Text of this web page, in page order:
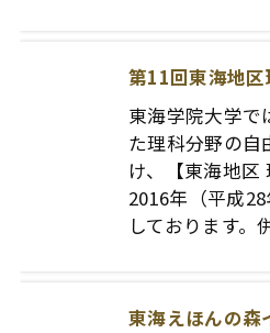
東海学院大学で
た理科分野の自
け、【東海地区
2016年（平成
しております。